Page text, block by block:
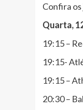
Confira os
Quarta,
19:15 –
19:15-
19:15 –
20:30 –